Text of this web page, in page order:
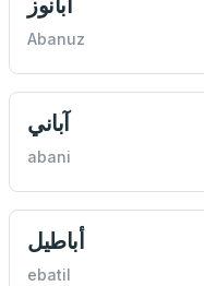
Abanuz
آباني
abani
أباطیل
ebatil